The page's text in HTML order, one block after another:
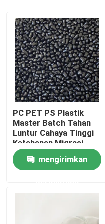
Rumah
PC PET PS Plastik
Master Batch Tahan
Luntur Cahaya Tinggi
Ketahanan Migrasi
Yang Baik
mengirimkan